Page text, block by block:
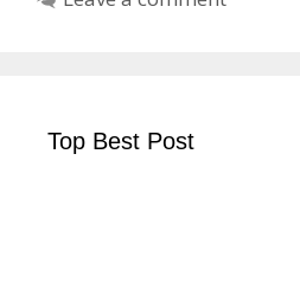
Top Best Post